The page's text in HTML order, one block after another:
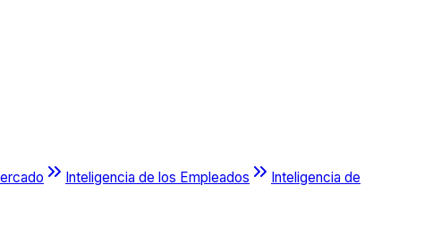
Inteligencia de los Empleados
Inteligencia de